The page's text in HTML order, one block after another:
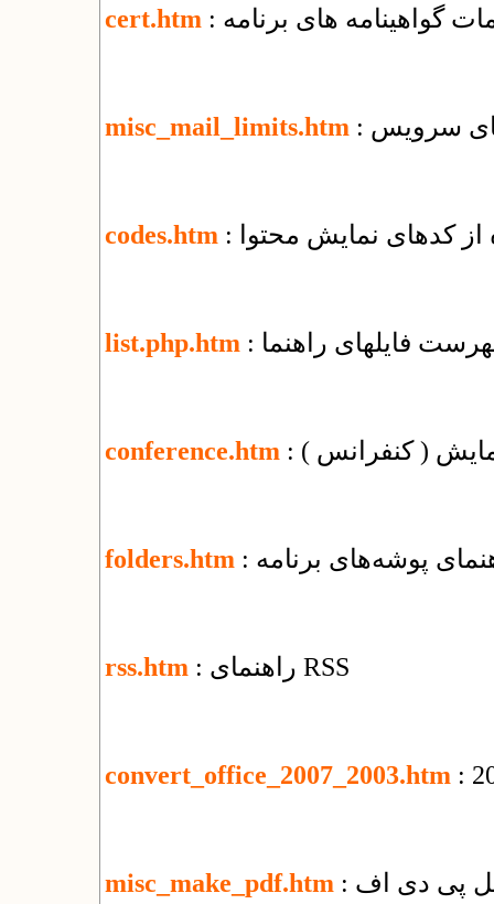
cert.htm گواهینامه های برنامه
misc_mail_limits.htm
codes.htm از کدهای نمایش محتوا
list.php.htm فایل​های راهنما
conference.htm ( کنفرانس )
folders.htm پوشه‌های برنامه
rss.htm : راهنمای RSS
convert_office_2007_2003.htm
misc_make_pdf.htm